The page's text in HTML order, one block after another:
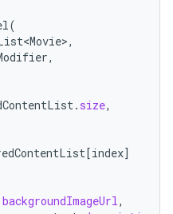
(
,
,
. size,
[index]
backgroundImageUrl ,